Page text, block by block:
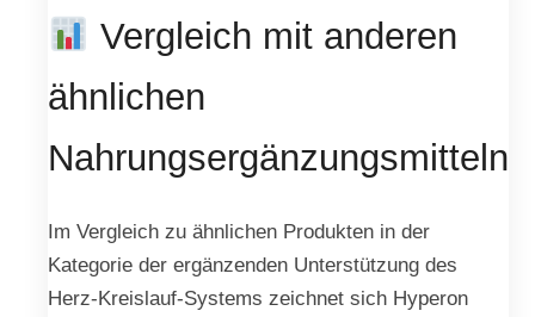
Vergleich mit anderen
ähnlichen
Nahrungsergänzungsmitteln
Im Vergleich zu ähnlichen Produkten in der
Kategorie der ergänzenden Unterstützung des
Herz-Kreislauf-Systems zeichnet sich Hyperon